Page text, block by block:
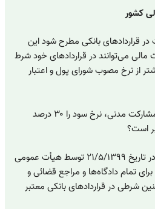
قراردادهای بانکی مطرح شود این
می‌توانند در قراردادهای خود شرط
از نرخ مصوب شورای پول و اعتبار
به‌عنوان مثال، اگر در قرارداد مشارکت مدنی، نرخ سود را ۳۰ درصد
است؟
طبق رأی وحدت رویه ۷۹۴ که در تاریخ ۲۱/۵/۱۳۹۹ توسط هیأت عمومی
تمام دادگاه‌ها و مراجع قضائی و
شرطی در قراردادهای بانکی معتبر